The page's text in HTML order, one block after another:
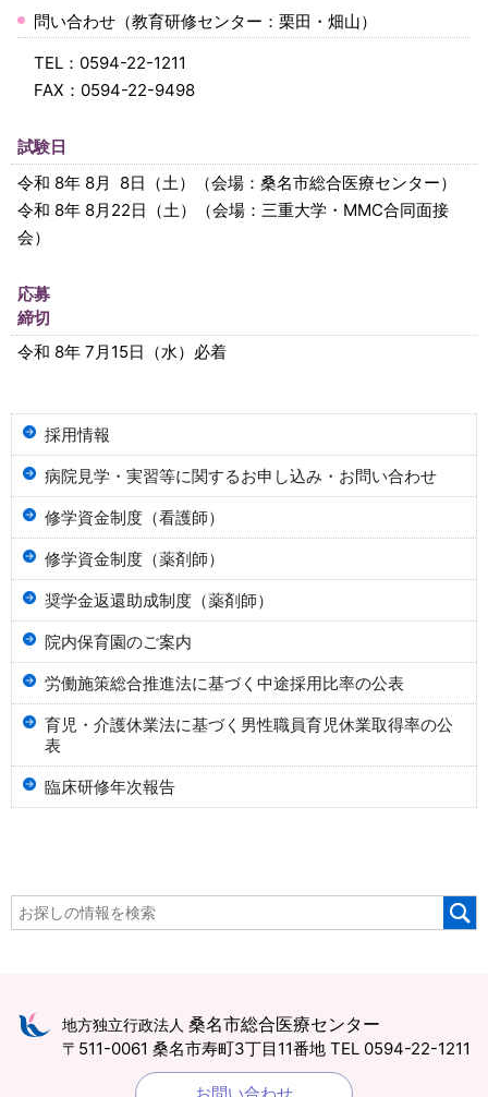
問い合わせ（教育研修センター：栗田・畑山）
TEL：0594-22-1211
FAX：0594-22-9498
試験日
令和 8年 8月 8日（土）（会場：桑名市総合医療センター）
令和 8年 8月22日（土）（会場：三重大学・MMC合同面接
会）
応募
締切
令和 8年 7月15日（水）必着
採用情報
病院見学・実習等に関するお申し込み・お問い合わせ
修学資金制度（看護師）
修学資金制度（薬剤師）
奨学金返還助成制度（薬剤師）
院内保育園のご案内
労働施策総合推進法に基づく中途採用比率の公表
育児・介護休業法に基づく男性職員育児休業取得率の公
表
臨床研修年次報告
地方独立行政法人 桑名市総合医療センター
〒511-0061 桑名市寿町3丁目11番地 TEL 0594-22-1211